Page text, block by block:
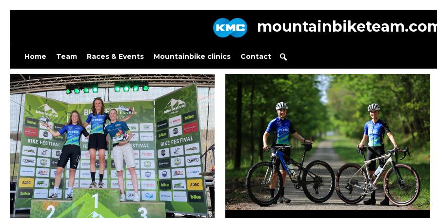
Skip
Home Team Races & Events Mountainbike clinics Contact